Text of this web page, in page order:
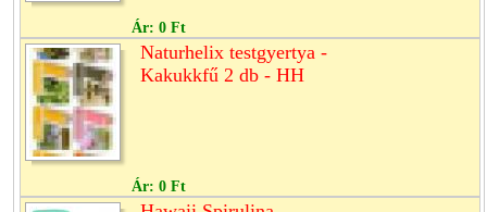
Ár: 0 Ft
Naturhelix testgyertya -
Kakukkfű 2 db - HH
Ár: 0 Ft